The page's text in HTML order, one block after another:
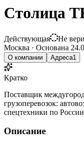
Столица
Действующая
Не
Москва · Основана
О компании Адреса1
Кратко
Поставщик
грузоперевозок:
спецтехники по
Описание